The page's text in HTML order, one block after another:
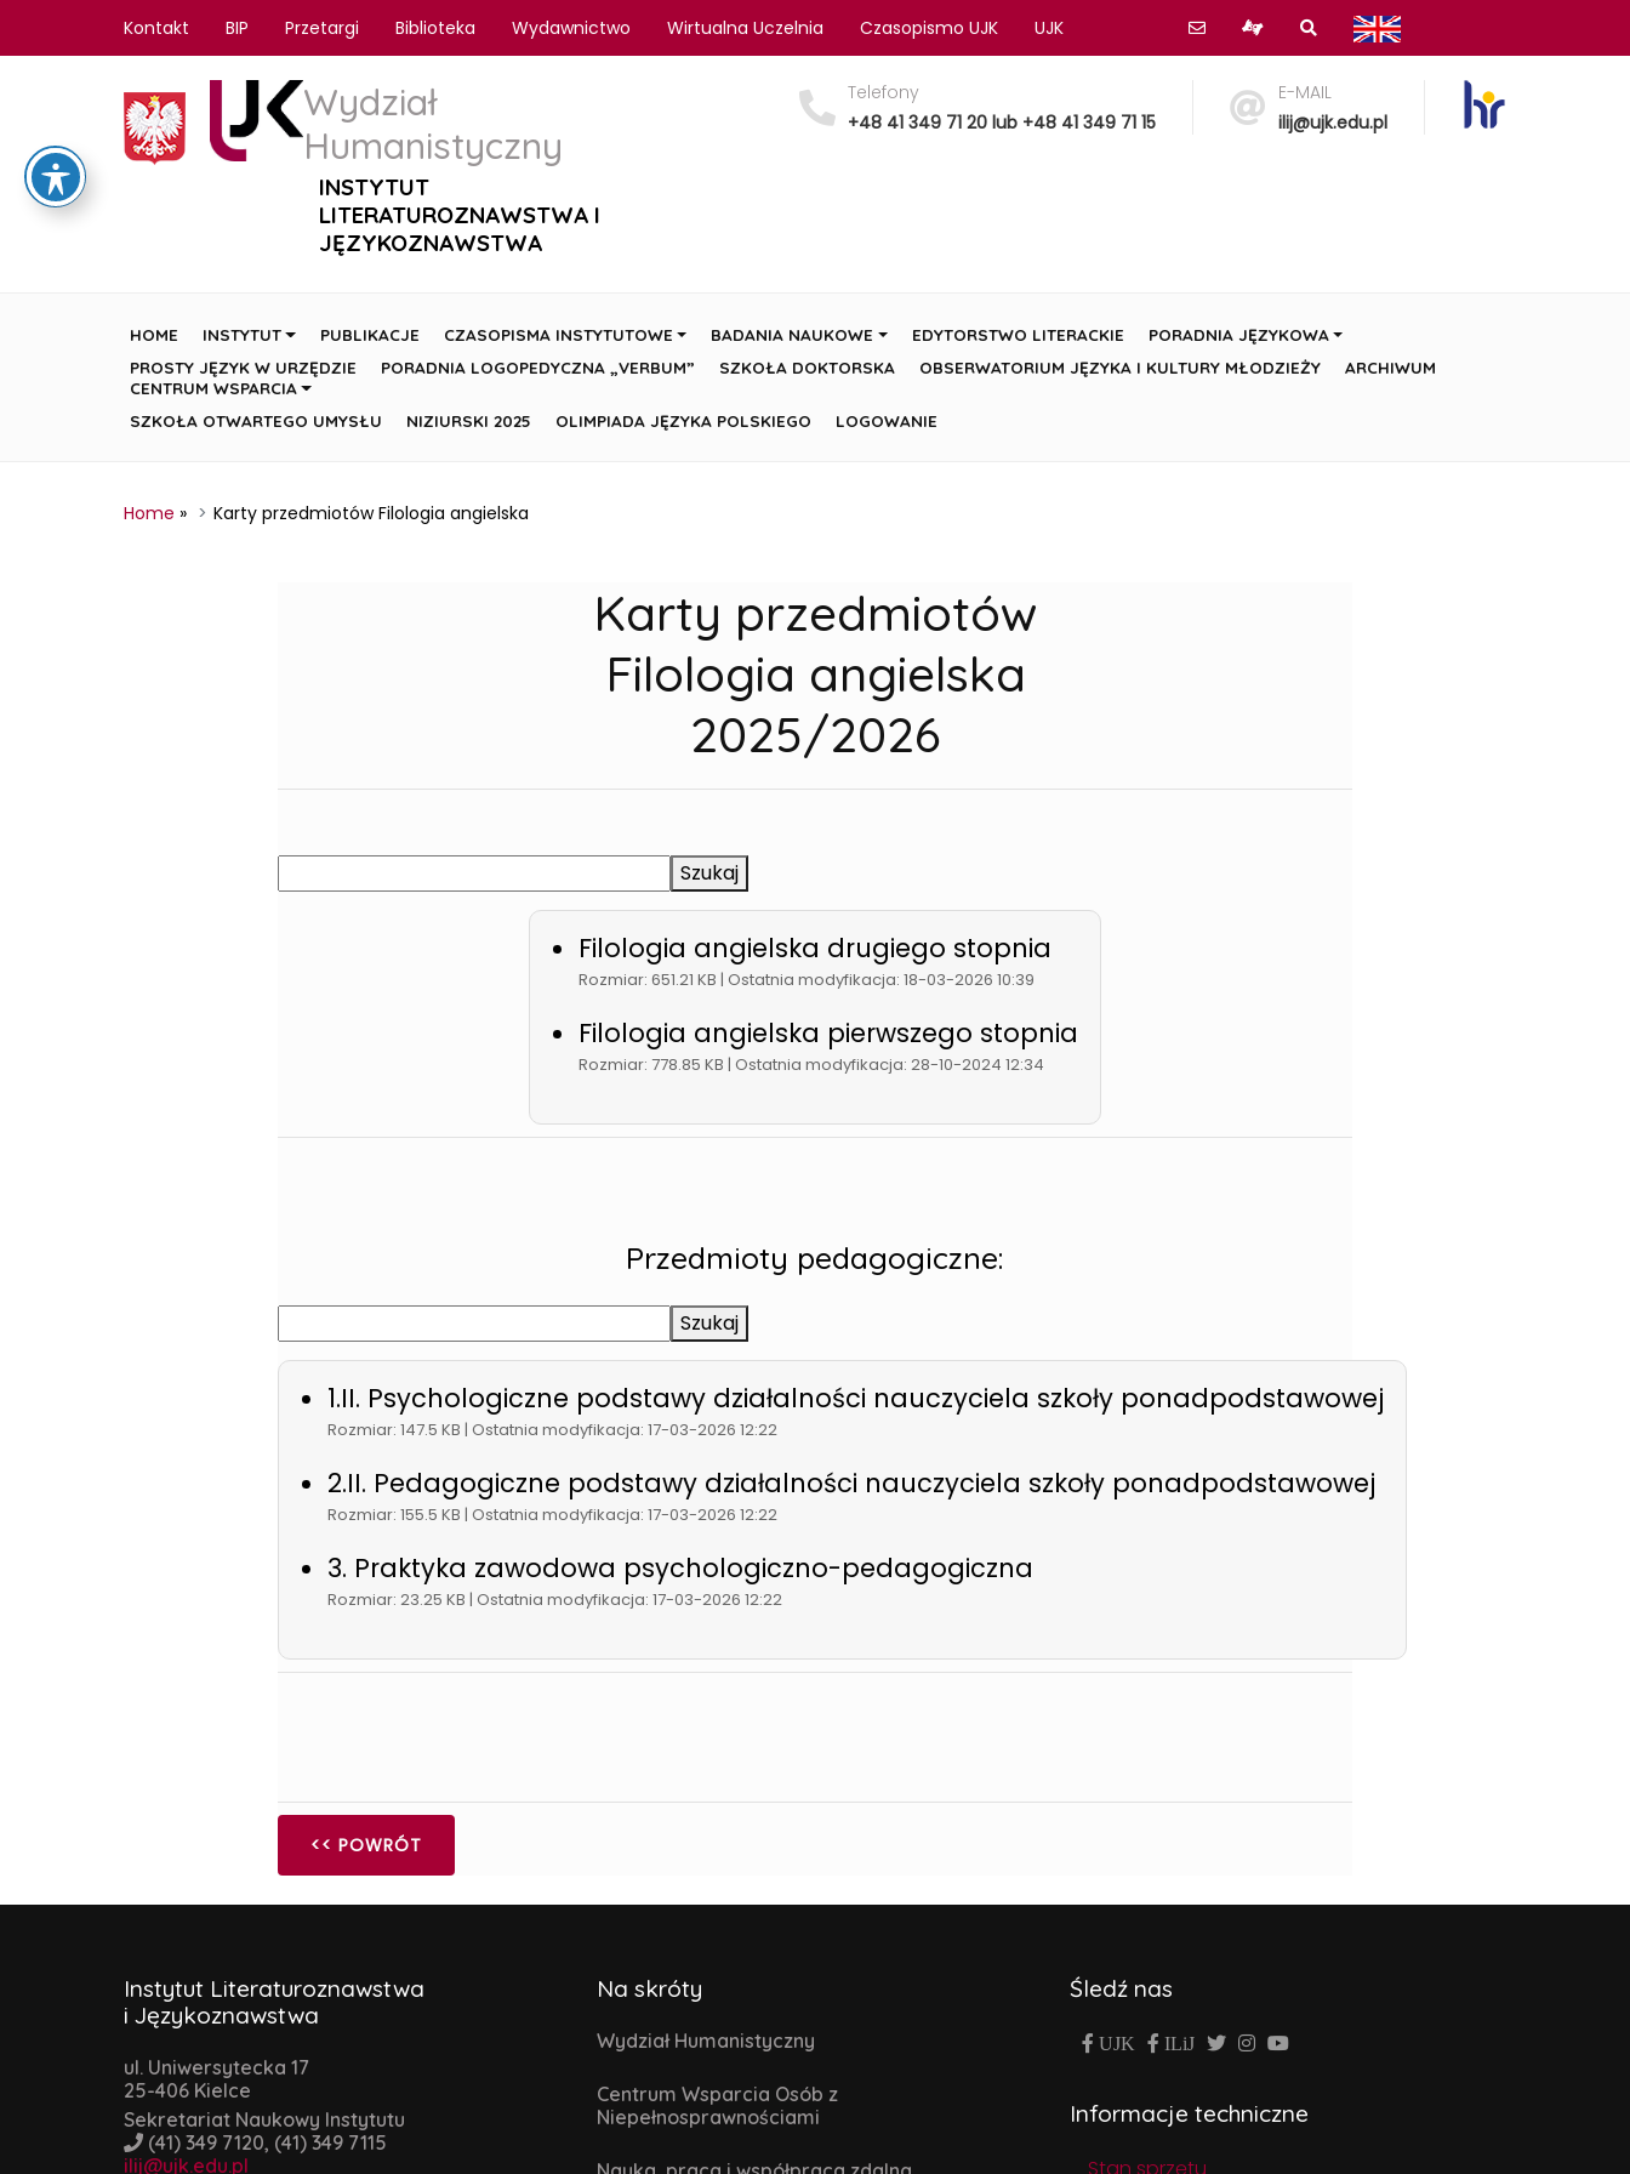
Kontakt BIP Przetargi Biblioteka Wydawnictwo Wirtualna Uczelnia Czasopismo UJK UJK
Wydział
Humanistyczny
INSTYTUT
LITERATUROZNAWSTWA I
JĘZYKOZNAWSTWA
Telefony
+48 41 349 71 20 lub +48 41 349 71 15
E-MAIL
ilij@ujk.edu.pl
HOME INSTYTUT PUBLIKACJE CZASOPISMA INSTYTUTOWE BADANIA NAUKOWE EDYTORSTWO LITERACKIE
PORADNIA JĘZYKOWA
PROSTY JĘZYK W URZĘDZIE
CENTRUM WSPARCIA
PORADNIA LOGOPEDYCZNA „VERBUM” SZKOŁA DOKTORSKA OBSERWATORIUM JĘZYKA I KULTURY MŁODZIEŻY ARCHIWUM
SZKOŁA OTWARTEGO UMYSŁU NIZIURSKI 2025 OLIMPIADA JĘZYKA POLSKIEGO LOGOWANIE
Home » Karty przedmiotów Filologia angielska
Karty przedmiotów
Filologia angielska
2025/2026
Szukaj
Filologia angielska drugiego stopnia
Rozmiar: 651.21 KB | Ostatnia modyfikacja: 18-03-2026 10:39
Filologia angielska pierwszego stopnia
Rozmiar: 778.85 KB | Ostatnia modyfikacja: 28-10-2024 12:34
Przedmioty pedagogiczne:
Szukaj
1.II. Psychologiczne podstawy działalności nauczyciela szkoły ponadpodstawowej
Rozmiar: 147.5 KB | Ostatnia modyfikacja: 17-03-2026 12:22
2.II. Pedagogiczne podstawy działalności nauczyciela szkoły ponadpodstawowej
Rozmiar: 155.5 KB | Ostatnia modyfikacja: 17-03-2026 12:22
3. Praktyka zawodowa psychologiczno-pedagogiczna
Rozmiar: 23.25 KB | Ostatnia modyfikacja: 17-03-2026 12:22
<< POWRÓT
Instytut Literaturoznawstwa
i Językoznawstwa
ul. Uniwersytecka 17
25-406 Kielce
Sekretariat Naukowy Instytutu
(41) 349 7120, (41) 349 7115
ilij@ujk.edu.pl
Na skróty
Wydział Humanistyczny
Centrum Wsparcia Osób z
Niepełnosprawnościami
Śledź nas
UJK ILiJ
Informacje techniczne